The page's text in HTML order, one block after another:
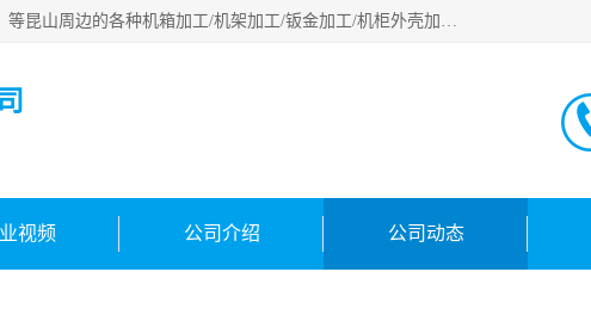
昆山市昆马机械钣金有限公司专业承接：昆山，江苏，苏州，上海，等昆山周边的各种机箱加工/机架加工/钣金加工/机柜外壳加工。多年来，我厂遵循“以人为本”的管理理念，本着“用户第一、信誉至上”的宗旨和“求实、务实，提高办事效率，参与市场竞争”的精神。欢迎新老客户来电咨询！
视频 公司介绍 公司动态